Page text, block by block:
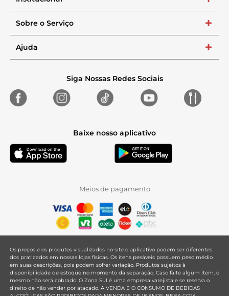
Sobre o Serviço +
Ajuda +
Siga Nossas Redes Sociais
Baixe nosso aplicativo
Meios de pagamento
Os preços e os produtos visualizados no site e aplicativo podem ser diferentes
dos praticados em nossas lojas físicas. Os itens pesáveis possuem peso médio
em suas descrições, pois podem sofrer variação. Produtos sujeitos à
disponibilidade de estoque no momento da separação. Caso falte algum item, o
mesmo não será cobrado. O Zona Sul é uma empresa varejista e se reserva o
direito de não vender por atacado. A VENDA E O CONSUMO DE BEBIDAS